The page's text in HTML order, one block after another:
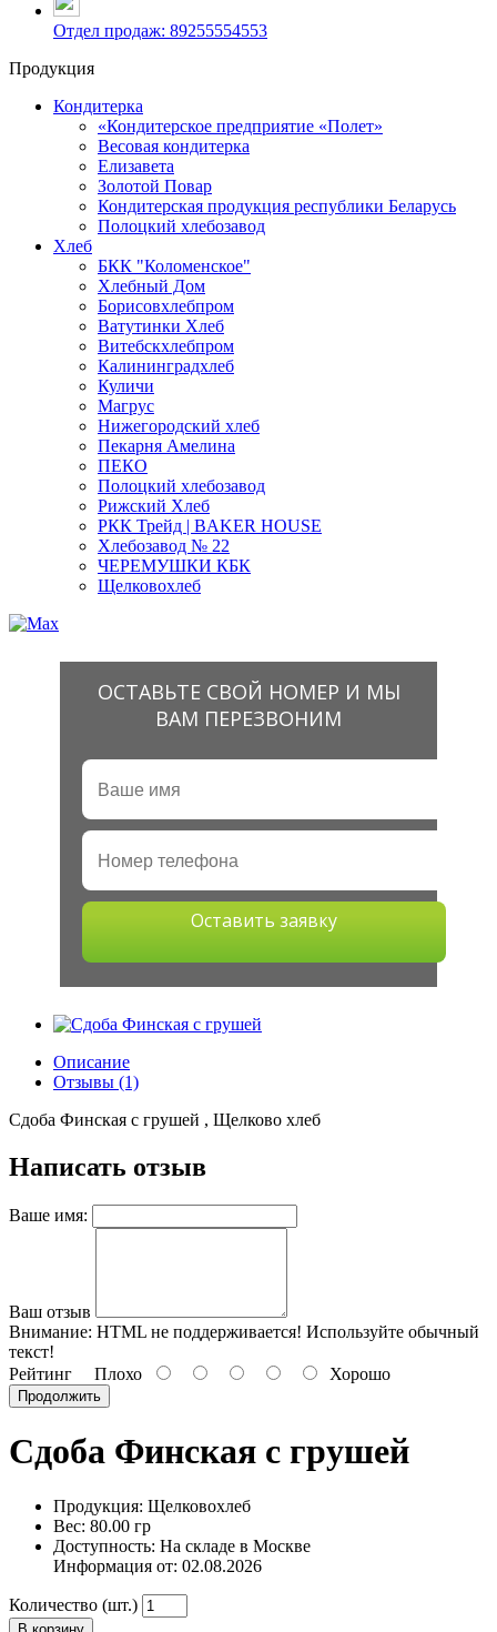
Отдел продаж: 89255554553
Продукция
Кондитерка
«Кондитерское предприятие «Полет»
Весовая кондитерка
Елизавета
Золотой Повар
Кондитерская продукция республики Беларусь
Полоцкий хлебозавод
Хлеб
БКК "Коломенское"
Хлебный Дом
Борисовхлебпром
Ватутинки Хлеб
Витебскхлебпром
Калининградхлеб
Куличи
Магрус
Нижегородский хлеб
Пекарня Амелина
ПЕКО
Полоцкий хлебозавод
Рижский Хлеб
РКК Трейд | BAKER HOUSE
Хлебозавод № 22
ЧЕРЕМУШКИ КБК
Щелковохлеб
ОСТАВЬТЕ СВОЙ НОМЕР И МЫ
ВАМ ПЕРЕЗВОНИМ
Оставить заявку
Описание
Отзывы (1)
Сдоба Финская с грушей , Щелково хлеб
Написать отзыв
Ваше имя:
Ваш отзыв
Внимание: HTML не поддерживается! Используйте обычный
текст!
Рейтинг Плохо Хорошо
Продолжить
Сдоба Финская с грушей
Продукция: Щелковохлеб
Вес: 80.00 гр
Доступность: На складе в Москве
Информация от: 02.08.2026
Количество (шт.)